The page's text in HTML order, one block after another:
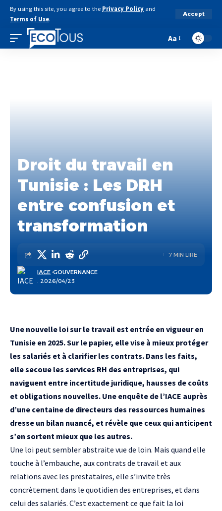
By using this site, you agree to the Privacy Policy and
Terms of Use.
Accept
Aa
Droit du travail en
Tunisie : Les DRH
entre confusion et
transformation
. 2026/04/23
IACE GOUVERNANCE
7 MIN LIRE
Une nouvelle loi sur le travail est entrée en vigueur en
Tunisie en 2025. Sur le papier, elle vise à mieux protéger
les salariés et à clarifier les contrats. Dans les faits,
elle secoue les services RH des entreprises, qui
naviguent entre incertitude juridique, hausses de coûts
et obligations nouvelles. Une enquête de l’IACE auprès
d’une centaine de directeurs des ressources humaines
dresse un bilan nuancé, et révèle que ceux qui anticipent
s’en sortent mieux que les autres.
Une loi peut sembler abstraite vue de loin. Mais quand elle
touche à l’embauche, aux contrats de travail et aux
relations avec les prestataires, elle s’invite très
concrètement dans le quotidien des entreprises, et dans
celui des salariés. C’est exactement ce que fait la loi